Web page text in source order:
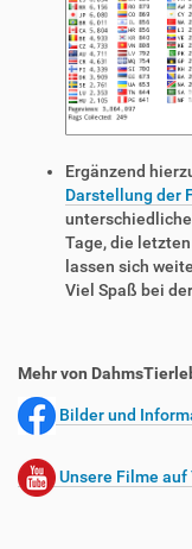
Ergänzend
Darstellung der
Tage, die
lassen sich
Viel Spaß bei
Mehr von
Bilder und
Unsere Filme auf